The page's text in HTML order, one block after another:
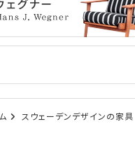
スウェーデンデザインの家具